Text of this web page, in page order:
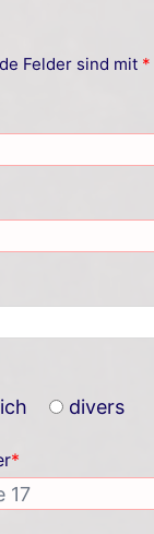
Felder sind mit *
divers
*